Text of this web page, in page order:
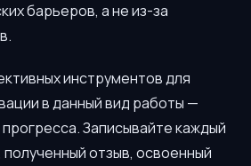
барьеров, а не из-за
инструментов для
в данный вид работы —
Записывайте каждый
полученный отзыв, освоенный